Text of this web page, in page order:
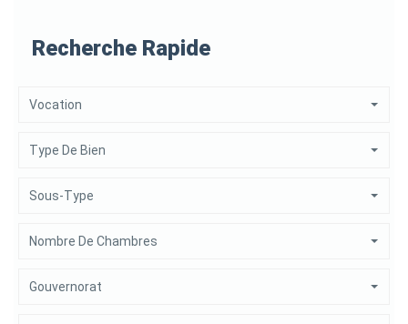
Recherche Rapide
Vocation
Type De Bien
Sous-Type
Nombre De Chambres
Gouvernorat